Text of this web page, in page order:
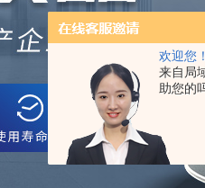
欢迎您！
来自局
助您的